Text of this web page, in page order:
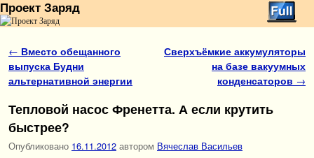
Проект Заряд
Навигация по записям
← Вместо обещанного
выпуска Будни
альтернативной энергии
Сверхъёмкие аккумуляторы
на базе вакуумных
конденсаторов →
Тепловой насос Френетта. А если крутить
быстрее?
Опубликовано 16.11.2012 автором Вячеслав Васильев